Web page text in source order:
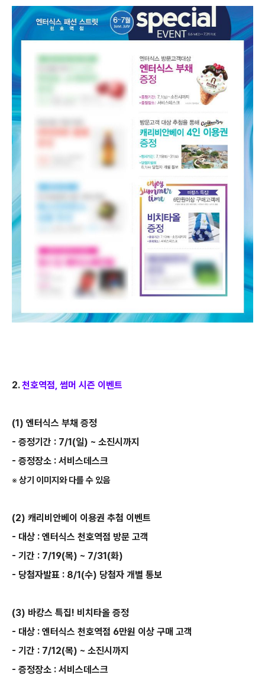
2.천호역점, 썸머 시즌 이벤트
(1) 엔터식스 부채 증정
- 증정기간 : 7/1(일) ~ 소진시까지
- 증정장소 : 서비스데스크
※상기 이미지와 다를 수 있음
(2) 캐리비안베이 이용권 추첨 이벤트
- 대상 : 엔터식스 천호역점 방문 고객
- 기간 : 7/19(목) ~ 7/31(화)
- 당첨자발표 : 8/1(수) 당첨자 개별 통보
(3) 바캉스 특집! 비치타올 증정
- 대상 : 엔터식스 천호역점 6만원 이상 구매 고객
- 기간 : 7/12(목) ~ 소진시까지
- 증정장소 : 서비스데스크